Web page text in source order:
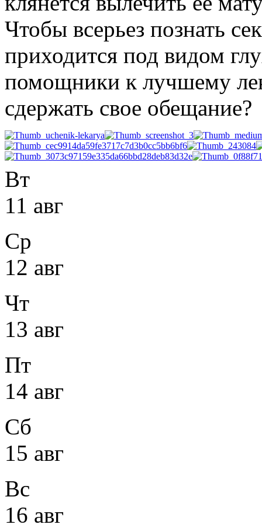
Чтобы всерьез познать
приходится под видом
помощники к лучшему
сдержать свое обещание?
Вт
11 авг
Ср
12 авг
Чт
13 авг
Пт
14 авг
Сб
15 авг
Вс
16 авг